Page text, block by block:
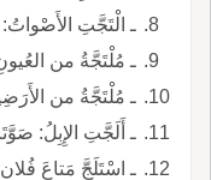
ـ الْتَجَّتِ
ـ مُلْتَجَّةُ من
ـ مُلْتَجَّةُ من
ـ أَلَجَّتِ الإِبِلُ:
ـ اسْتَلَجَّ مَتاعَ